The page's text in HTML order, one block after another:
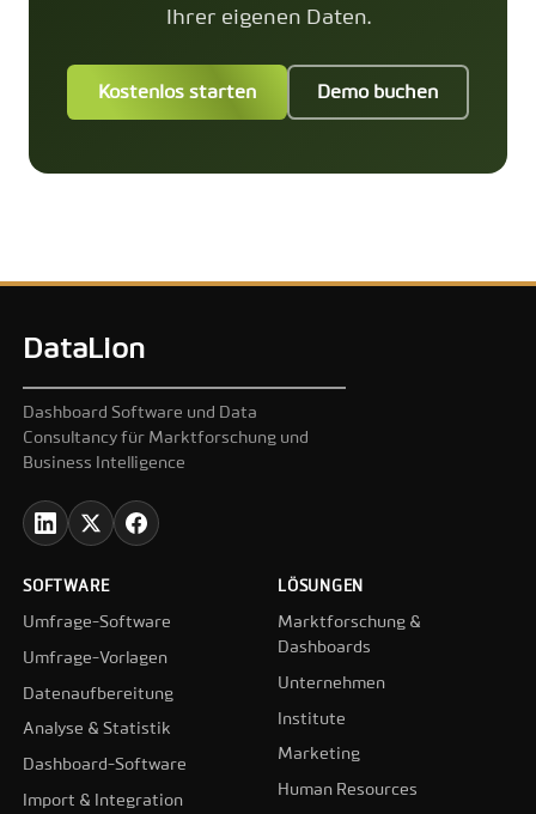
Ihrer eigenen Daten.
Kostenlos starten Demo buchen
DataLion
Dashboard Software und Data
Consultancy für Marktforschung und
Business Intelligence
SOFTWARE
Umfrage-Software
Umfrage-Vorlagen
Datenaufbereitung
Analyse & Statistik
Dashboard-Software
Import & Integration
LÖSUNGEN
Marktforschung &
Dashboards
Unternehmen
Institute
Marketing
Human Resources